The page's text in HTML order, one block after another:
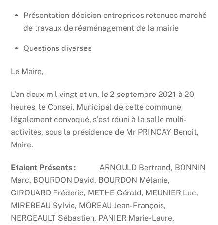
Présentation décision entreprises retenues marché
de travaux de réaménagement de la mairie
Questions diverses
Le Maire,
L’an deux mil vingt et un, le 2 septembre 2021 à 20
heures, le Conseil Municipal de cette commune,
légalement convoqué, s’est réuni à la salle multi-
activités, sous la présidence de Mr PRINCAY Benoit,
Maire.
Etaient Présents : ARNOULD Bertrand, BONNIN
Marc, BOURDON David, BOURDON Mélanie,
GIROUARD Frédéric, METHE Gérald, MEUNIER Luc,
MIREBEAU Sylvie, MOREAU Jean-François,
NERGEAULT Sébastien, PANIER Marie-Laure,